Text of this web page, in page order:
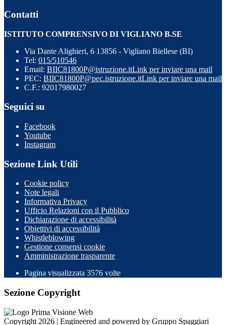
Contatti
ISTITUTO COMPRENSIVO DI VIGLIANO B.SE
Via Dante Alighieri, 6 13856 - Vigliano Biellese (BI)
Tel: 015/510546
Email: BIIC81800P@istruzione.itLink per inviare una mail
PEC: BIIC81800P@pec.istruzione.itLink per inviare una mail
C.F.: 92017980027
Seguici su
Facebook
Youtube
Instagram
Sezione Link Utili
Cookie policy
Note legali
Informativa Privacy
Ufficio Relazioni con il Pubblico
Dichiarazione di accessibilità
Obiettivi di accessibilità
Whistleblowing
Gestione consensi cookie
Amministrazione trasparente
Pagina visualizzata 3576 volte
Sezione Copyright
Copyright 2026 | Engineered and powered by Gruppo Spaggiari